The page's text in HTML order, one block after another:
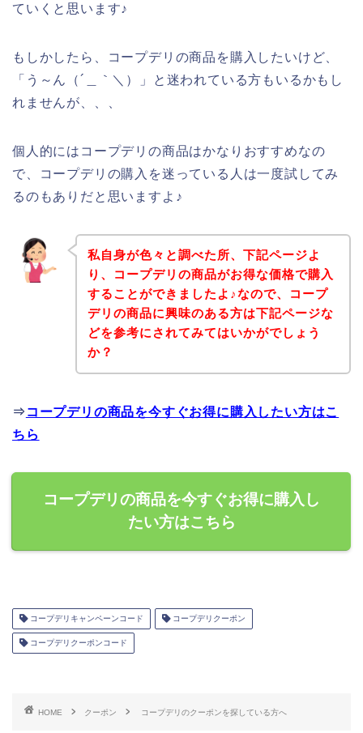
ていくと思います♪
もしかしたら、コープデリの商品を購入したいけど、
「う～ん（´＿｀＼）」と迷われている方もいるかもし
れませんが、、、
個人的にはコープデリの商品はかなりおすすめなの
で、コープデリの購入を迷っている人は一度試してみ
るのもありだと思いますよ♪
私自身が色々と調べた所、下記ページよ
り、コープデリの商品がお得な価格で購入
することができましたよ♪なので、コープ
デリの商品に興味のある方は下記ページな
どを参考にされてみてはいかがでしょう
か？
⇒ コープデリの商品を今すぐお得に購入したい方はこ
ちら
コープデリの商品を今すぐお得に購入し
たい方はこちら
コープデリキャンペーンコード コープデリクーポン
コープデリクーポンコード
HOME クーポン コープデリのクーポンを探している方へ